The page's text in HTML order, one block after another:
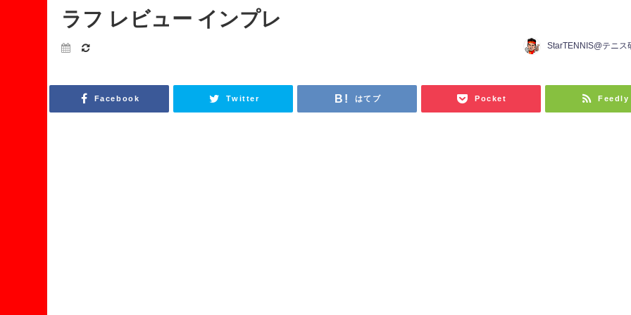
ラフ レビュー インプレ
StarTENNIS@テニス
Facebook Twitter はてブ Pocket Feedly